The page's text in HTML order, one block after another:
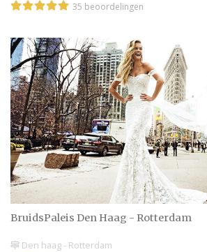
35 beoordelingen
BruidsPaleis Den Haag - Rotterdam
Den haag - Rotterdam